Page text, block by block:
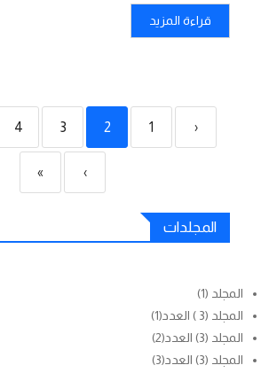
قراءة المزيد
‹
1
2
3
4
›
»
المجلدات
المجلد (1)
المجلد (3 ) العدد(1)
المجلد (3) العدد(2)
المجلد (3) العدد(3)